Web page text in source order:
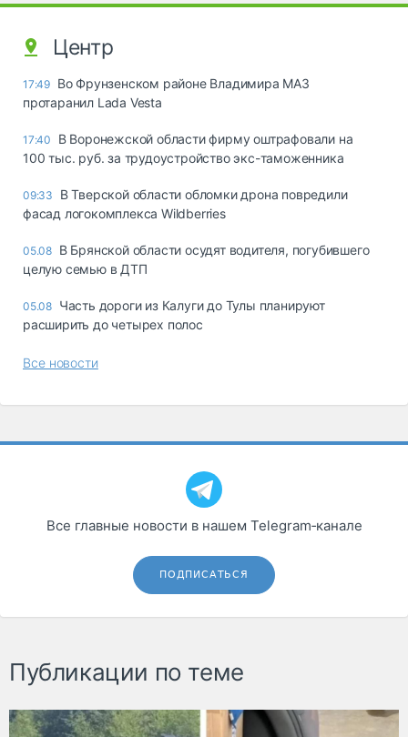
Центр
17:49 Во Фрунзенском районе Владимира МАЗ
протаранил Lada Vesta
17:40
В Воронежской области фирму оштрафовали на
100 тыс. руб. за трудоустройство экс-таможенника
09:33
В Тверской области обломки дрона повредили
фасад логокомплекса Wildberries
05.08 В Брянской области осудят водителя, погубившего
целую семью в ДТП
05.08 Часть дороги из Калуги до Тулы планируют
расширить до четырех полос
Все новости
Все главные новости в нашем Telegram‑канале
ПОДПИСАТЬСЯ
Публикации по теме